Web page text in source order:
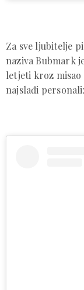
Za sve ljubitelje
naziva Bubmark
letjeti kroz misao
najslađi